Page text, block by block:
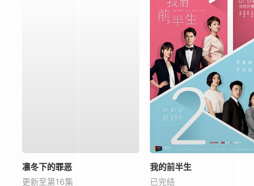
凛冬下的罪恶
更新至第16集
我的前半生
已完结